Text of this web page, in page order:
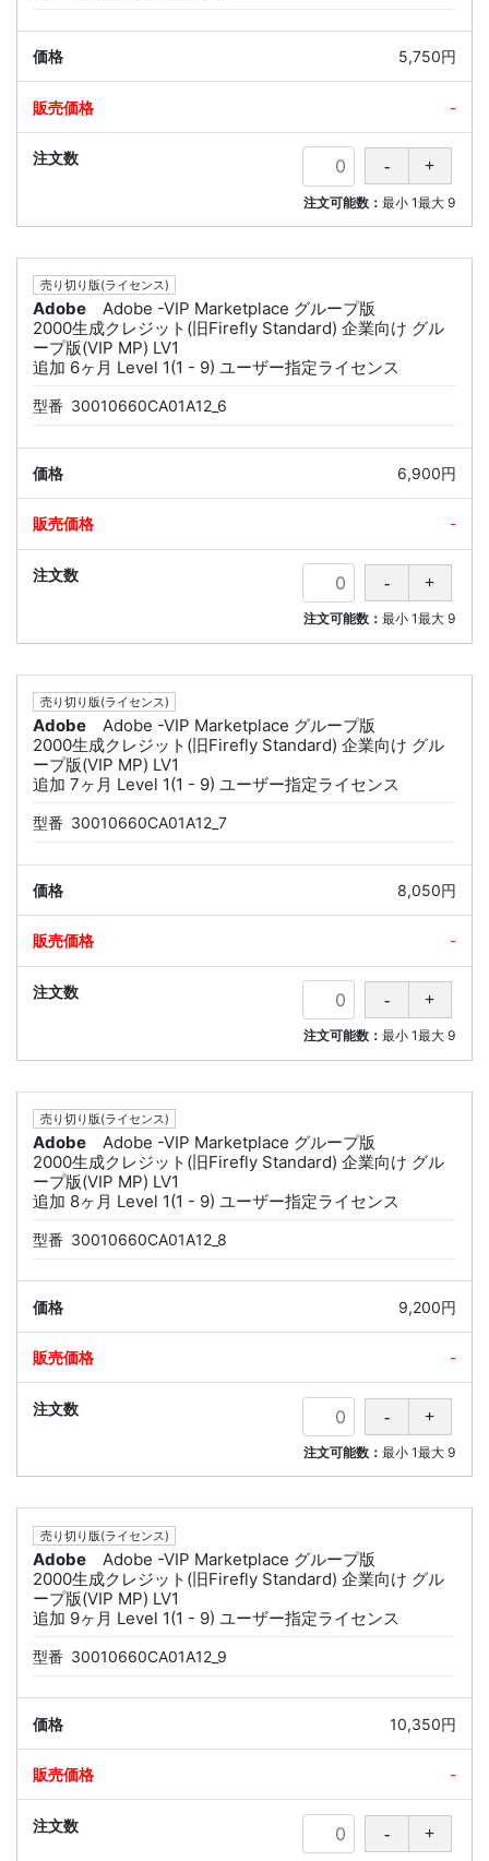
5,750円
-
注文可能数：最小 1最大 9
売り切り版(ライセンス)
Adobe
Adobe -VIP Marketplace グループ版
2000生成クレジット(旧Firefly Standard) 企業向け グル
ープ版(VIP MP) LV1
追加 6ヶ月 Level 1(1 - 9) ユーザー指定ライセンス
型番 30010660CA01A12_6
6,900円
-
注文可能数：最小 1最大 9
売り切り版(ライセンス)
Adobe
Adobe -VIP Marketplace グループ版
2000生成クレジット(旧Firefly Standard) 企業向け グル
ープ版(VIP MP) LV1
追加 7ヶ月 Level 1(1 - 9) ユーザー指定ライセンス
型番 30010660CA01A12_7
8,050円
-
注文可能数：最小 1最大 9
売り切り版(ライセンス)
Adobe
Adobe -VIP Marketplace グループ版
2000生成クレジット(旧Firefly Standard) 企業向け グル
ープ版(VIP MP) LV1
追加 8ヶ月 Level 1(1 - 9) ユーザー指定ライセンス
型番 30010660CA01A12_8
9,200円
-
注文可能数：最小 1最大 9
売り切り版(ライセンス)
Adobe
Adobe -VIP Marketplace グループ版
2000生成クレジット(旧Firefly Standard) 企業向け グル
ープ版(VIP MP) LV1
追加 9ヶ月 Level 1(1 - 9) ユーザー指定ライセンス
型番 30010660CA01A12_9
10,350円
-